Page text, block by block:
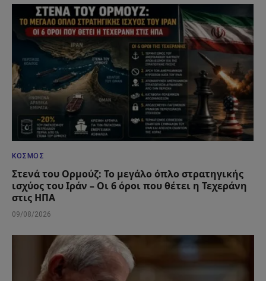
ΚΌΣΜΟΣ
Στενά του Ορμούζ: Το μεγάλο όπλο στρατηγικής
ισχύος του Ιράν – Οι 6 όροι που θέτει η Τεχεράνη
στις ΗΠΑ
09/08/2026